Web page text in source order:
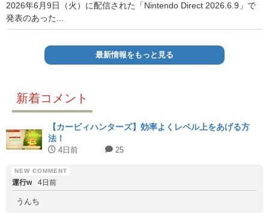
2026年6月9日（火）に配信された「Nintendo Direct 2026.6.9」で
発表のあった...
最新情報をもっと見る
新着コメント
【カービィハンターズ】効率よくレベル上をあげる方
法！
4日前 25
運行w 4日前
うんち